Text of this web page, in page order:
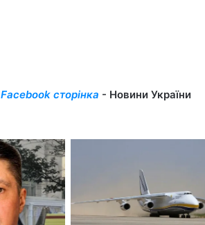
Facebook сторінка - Новини України